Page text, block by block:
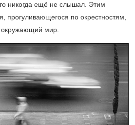
никогда ещё не слышал. Этим
прогуливающегося по окрестностям,
окружающий мир.